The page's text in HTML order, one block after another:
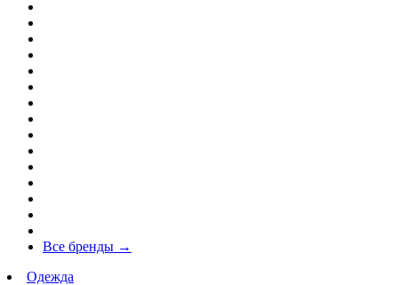
Все бренды →
Одежда